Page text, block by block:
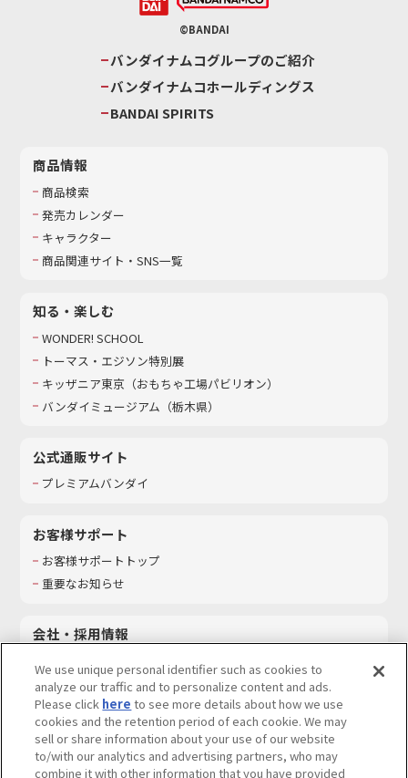
©BANDAI
バンダイナムコグループのご紹介
バンダイナムコホールディングス
BANDAI SPIRITS
商品情報
商品検索
発売カレンダー
キャラクター
商品関連サイト・SNS一覧
知る・楽しむ
WONDER! SCHOOL
トーマス・エジソン特別展
キッザニア東京（おもちゃ工場パビリオン）​
バンダイミュージアム（栃木県）
公式通販サイト
プレミアムバンダイ
お客様サポート
お客様サポートトップ
重要なお知らせ
会社・採用情報
採用情報
サステナビリティ
お問い合わせ
We use unique personal identifier such as cookies to
analyze our traffic and to personalize content and ads.
Please click here to see more details about how we use
cookies and the retention period of each cookie. We may
sell or share information about your use of our website
to/with our analytics and advertising partners, who may
combine it with other information that you have provided